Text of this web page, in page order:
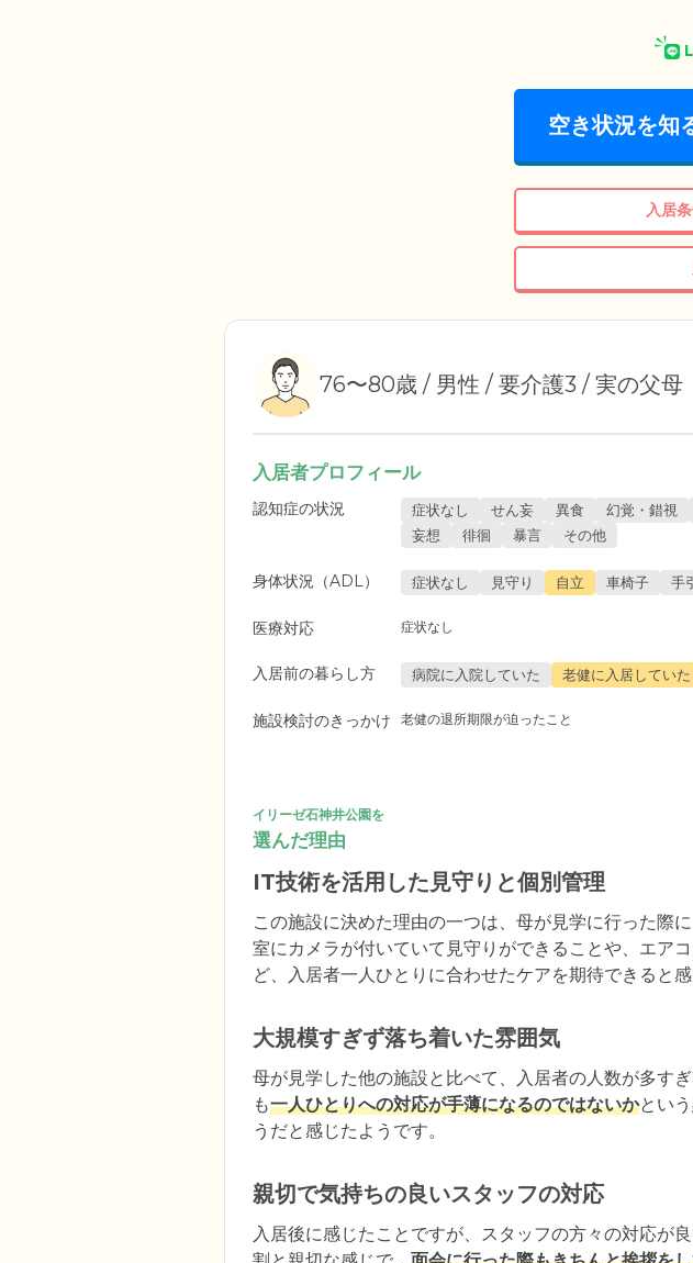
空き状況を知
入居
76〜80歳 / 男性 / 要介護3 / 実の父母
入居者プロフィール
認知症の状況 症状なし せん妄 異食 幻覚・錯視
妄想
徘徊 暴言 その他
身体状況（ADL） 症状なし 見守り 自立 車椅子 手
医療対応 症状なし
入居前の暮らし方 病院に入院していた 老健に入居していた
施設検討のきっかけ 老健の退所期限が迫ったこと
イリーゼ石神井公園を
選んだ理由
IT技術を活用した見守りと個別管理
この施設に決めた理由の一つは、母が見学に行った際
室にカメラが付いていて見守りができることや、エアコ
ど、入居者一人ひとりに合わせたケアを期待できると感
大規模すぎず落ち着いた雰囲気
母が見学した他の施設と比べて、入居者の人数が多す
も一人ひとりへの対応が手薄になるのではないかとい
うだと感じたようです。
親切で気持ちの良いスタッフの対応
入居後に感じたことですが、スタッフの方々の対応が